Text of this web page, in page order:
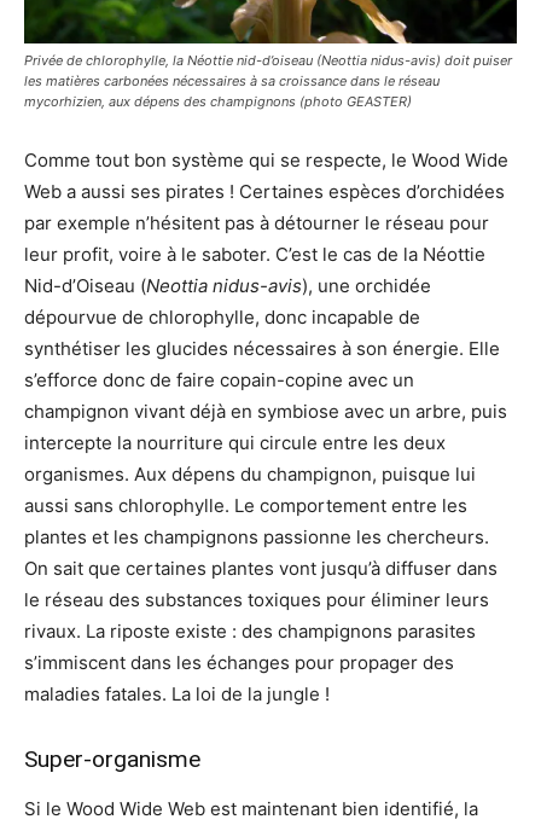
Privée de chlorophylle, la Néottie nid-d’oiseau (Neottia nidus-avis) doit puiser
les matières carbonées nécessaires à sa croissance dans le réseau
mycorhizien, aux dépens des champignons (photo GEASTER)
Comme tout bon système qui se respecte, le Wood Wide
Web a aussi ses pirates ! Certaines espèces d’orchidées
par exemple n’hésitent pas à détourner le réseau pour
leur profit, voire à le saboter. C’est le cas de la Néottie
Nid-d’Oiseau (Neottia nidus-avis), une orchidée
dépourvue de chlorophylle, donc incapable de
synthétiser les glucides nécessaires à son énergie. Elle
s’efforce donc de faire copain-copine avec un
champignon vivant déjà en symbiose avec un arbre, puis
intercepte la nourriture qui circule entre les deux
organismes. Aux dépens du champignon, puisque lui
aussi sans chlorophylle. Le comportement entre les
plantes et les champignons passionne les chercheurs.
On sait que certaines plantes vont jusqu’à diffuser dans
le réseau des substances toxiques pour éliminer leurs
rivaux. La riposte existe : des champignons parasites
s’immiscent dans les échanges pour propager des
maladies fatales. La loi de la jungle !
Super-organisme
Si le Wood Wide Web est maintenant bien identifié, la